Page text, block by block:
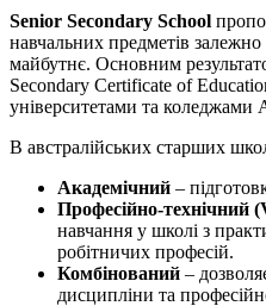
Senior Secondary School
навчальних предметів залежно
майбутнє. Основним
Secondary Certificate of
університетами та коледжами
В австралійських старших
Академічний –
Професійно-технічний
навчання у школі з
робітничих професій.
Комбінований –
дисципліни та